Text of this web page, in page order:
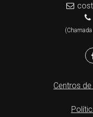
Centros